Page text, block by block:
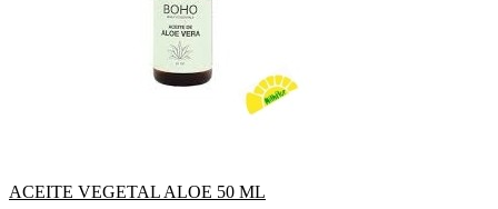
ACEITE VEGETAL ALOE 50 ML